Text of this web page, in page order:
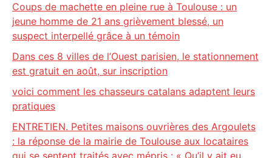
Coups de machette en pleine rue à Toulouse : un
jeune homme de 21 ans grièvement blessé, un
suspect interpellé grâce à un témoin
Dans ces 8 villes de l’Ouest parisien, le stationnement
est gratuit en août, sur inscription
voici comment les chasseurs catalans adaptent leurs
pratiques
ENTRETIEN. Petites maisons ouvrières des Argoulets
: la réponse de la mairie de Toulouse aux locataires
qui se sentent traités avec mépris : « Qu’il y ait eu